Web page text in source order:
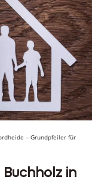
– Grundpfeiler für
in